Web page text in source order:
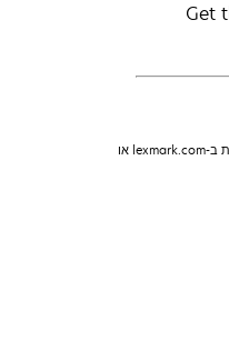
Get
מחסניות תוכנית ההחזרה של Lexmark כפופות לתנאים וההגבלות של תוכנית ההחזרה של Lexmark. ראה lexmark.com/returnprogram למידע נוסף. מחסניות רגילות ללא התנאים וההגבלות של תוכנית החזרת Lexmark זמינות ב-lexmark.com או